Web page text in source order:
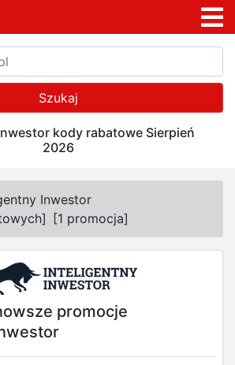
Szukaj
kody rabatowe Sierpień
2026
Inwestor
] [1 promocja]
promocje